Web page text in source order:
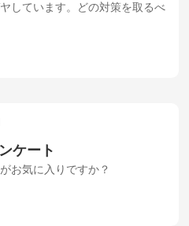
しています。どの対策を取るべ
ケート
お気に入りですか？